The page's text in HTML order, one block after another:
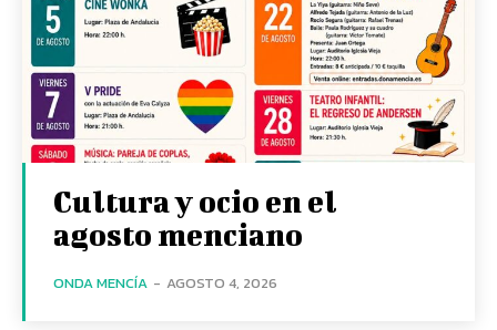
Cultura y ocio en el
agosto menciano
ONDA MENCÍA - AGOSTO 4, 2026